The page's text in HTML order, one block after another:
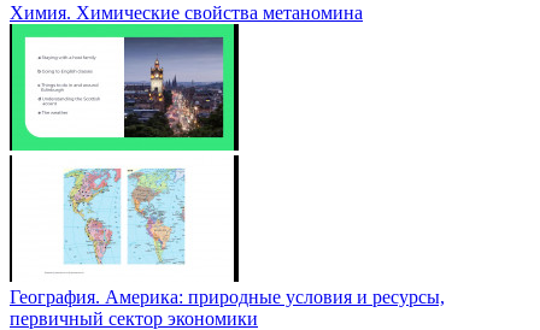
Химия. Химические свойства метаномина
География. Америка: природные условия и ресурсы,
первичный сектор экономики